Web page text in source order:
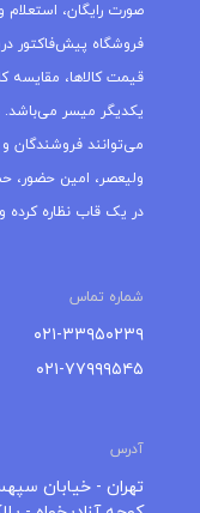
صورت رایگان،
فروشگاه پیش‌فاکتور
قیمت کالاها، مقایسه
یکدیگر میسر می‌باشد.
می‌توانند فروشندگان و
ولیعصر، امین حضور،
در یک قاب نظاره کرده
شماره تماس
۰۲۱-۳۳۹۵۰۲۳۹
۰۲۱-۷۷۹۹۹۵۴۵
آدرس
تهران - خیابان